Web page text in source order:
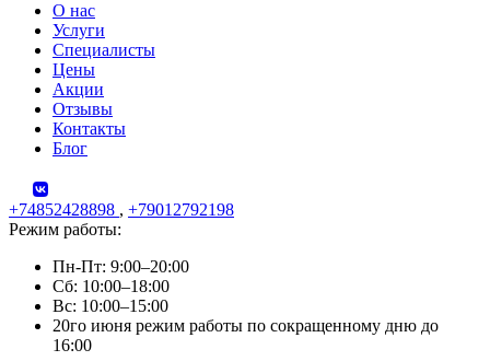
О нас
Услуги
Специалисты
Цены
Акции
Отзывы
Контакты
Блог
+74852428898 , +79012792198
Режим работы:
Пн-Пт: 9:00–20:00
Сб: 10:00–18:00
Вс: 10:00–15:00
20го июня режим работы по сокращенному дню до
16:00